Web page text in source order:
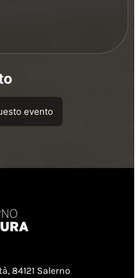
evento
84121 Salerno